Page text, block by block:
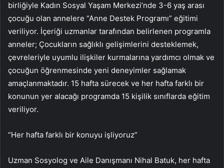
birliğiyle Kadın Sosyal Yaşam Merkezi’nde 3-6 yaş arası
çocuğu olan annelere “Anne Destek Programı” eğitimi
veriliyor. İçeriği uzmanlar tarafından belirlenen programla
anneler; Çocukların sağlıklı gelişimlerini desteklemek,
çevreleriyle uyumlu ilişkiler kurmalarına yardımcı olmak ve
çocuğun öğrenmesinde yeni deneyimler sağlamak
amaçlanmaktadır. 15 hafta sürecek ve her hafta farklı bir
konunun yer alacağı programda 15 kişilik sınıflarda eğitim
veriliyor.
“Her hafta farklı bir konuyu işliyoruz”
Uzman Sosyolog ve Aile Danışmanı Nihal Batuk, her hafta